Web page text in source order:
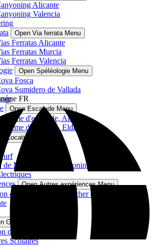
Alicante
Valencia
Open Via ferrata Menu
Ferratas Alicante
Ferratas Murcia
Ferratas Valencia
Open Spéléologie Menu
Fosca
Sumidero de Vallada
Open Escalade Menu
d'escalade, Altea
Baptême d'escalade, Elda
Location Menu
de Montagne et Canyoning
Open Autres expériences Menu
en catamaran au coucher du soleil
Groupes Menu
d'Équipe
Scolaires
FR